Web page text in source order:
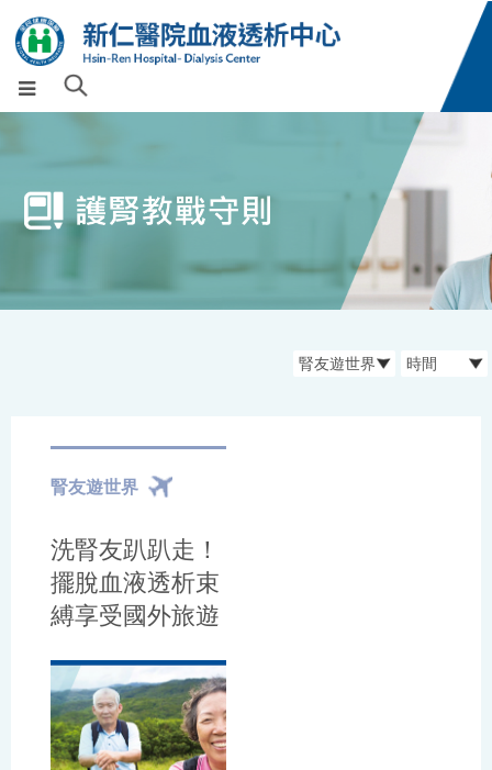
腎友遊世界
洗腎友趴趴走！
擺脫血液透析束
縛享受國外旅遊